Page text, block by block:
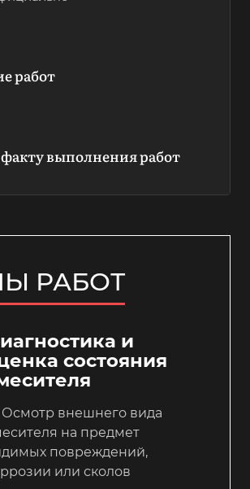
работ
выполнения работ
РАБОТ
и
состояния
Осмотр внешнего вида
на предмет
повреждений,
или сколов